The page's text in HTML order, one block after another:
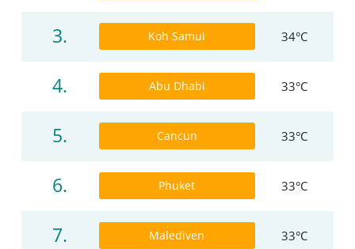
3. Koh Samui 34°C
4. Abu Dhabi 33°C
5. Cancun 33°C
6. Phuket 33°C
7. Malediven 33°C